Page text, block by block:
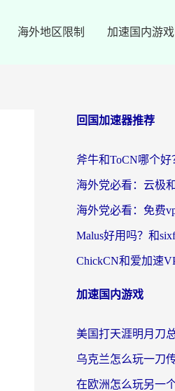
海外地区限制 加速国内游戏
回国加速器推荐
加速国内游戏